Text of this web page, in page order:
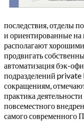
последствия, отделы
и ориентированные
располагают
продвигать
автоматизация бэк-
подразделений private
сокращениям,
практика
повсеместного
самого